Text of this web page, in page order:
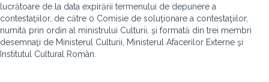
lucrătoare de la data expirării termenului de depunere a
contestaţiilor, de către o Comisie de soluţionare a contestaţiilor,
numită prin ordin al ministrului Culturii, şi formată din trei membri
desemnaţi de Ministerul Culturii, Ministerul Afacerilor Externe şi
Institutul Cultural Român.